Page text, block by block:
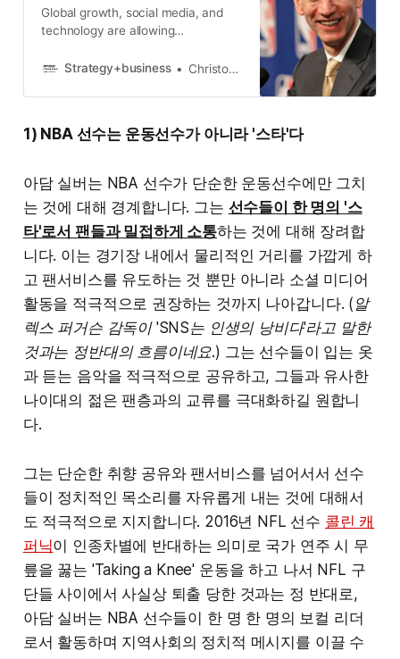
Global growth, social media, and
technology are allowing
fans in the arena and online.
Strategy+business Christopher Vollmer and Daniel Gross
1) NBA 선수는 운동선수가 아니라 '스타'다
아담 실버는 NBA 선수가 단순한 운동선수에만 그치
는 것에 대해 경계합니다. 그는 선수들이 한 명의 '스
타'로서 팬들과 밀접하게 소통하는 것에 대해 장려합
니다. 이는 경기장 내에서 물리적인 거리를 가깝게 하
고 팬서비스를 유도하는 것 뿐만 아니라 소셜 미디어
활동을 적극적으로 권장하는 것까지 나아갑니다. ( 알
렉스 퍼거슨 감독이 'SNS는 인생의 낭비다'라고 말한
것과는 정반대의 흐름이네요.) 그는 선수들이 입는 옷
과 듣는 음악을 적극적으로 공유하고, 그들과 유사한
나이대의 젊은 팬층과의 교류를 극대화하길 원합니
다.
그는 단순한 취향 공유와 팬서비스를 넘어서서 선수
들이 정치적인 목소리를 자유롭게 내는 것에 대해서
도 적극적으로 지지합니다. 2016년 NFL 선수 콜린 캐
퍼닉이 인종차별에 반대하는 의미로 국가 연주 시 무
릎을 꿇는 'Taking a Knee' 운동을 하고 나서 NFL 구
단들 사이에서 사실상 퇴출 당한 것과는 정 반대로,
아담 실버는 NBA 선수들이 한 명 한 명의 보컬 리더
로서 활동하며 지역사회의 정치적 메시지를 이끌 수